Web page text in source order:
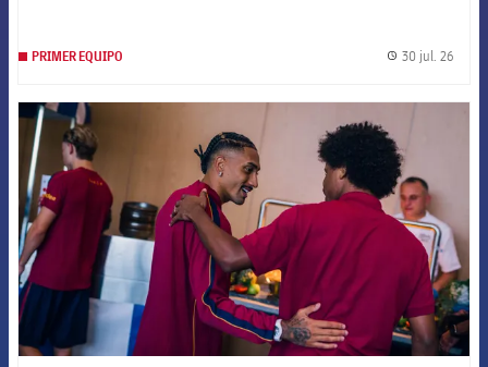
PRIMER EQUIPO 30 jul. 26